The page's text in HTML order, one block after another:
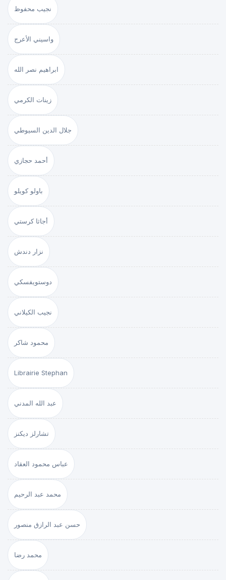
نجيب محفوظ
واسيني الأعرج
ابراهيم نصر الله
زينات الكرمي
جلال الدين السيوطي
أحمد حجازي
باولو كويلو
أجاثا كرستي
نزار دندش
دوستويفسكي
نجيب الكيلاني
محمود شاكر
Librairie Stephan
عبد الله المدني
تشارلز ديكنز
عباس محمود العقاد
محمد عبد الرحيم
حسن عبد الرازق منصور
محمد رضا